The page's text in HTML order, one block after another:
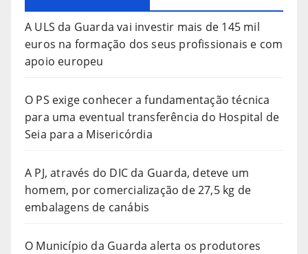
A ULS da Guarda vai investir mais de 145 mil
euros na formação dos seus profissionais e com
apoio europeu
O PS exige conhecer a fundamentação técnica
para uma eventual transferência do Hospital de
Seia para a Misericórdia
A PJ, através do DIC da Guarda, deteve um
homem, por comercialização de 27,5 kg de
embalagens de canábis
O Município da Guarda alerta os produtores